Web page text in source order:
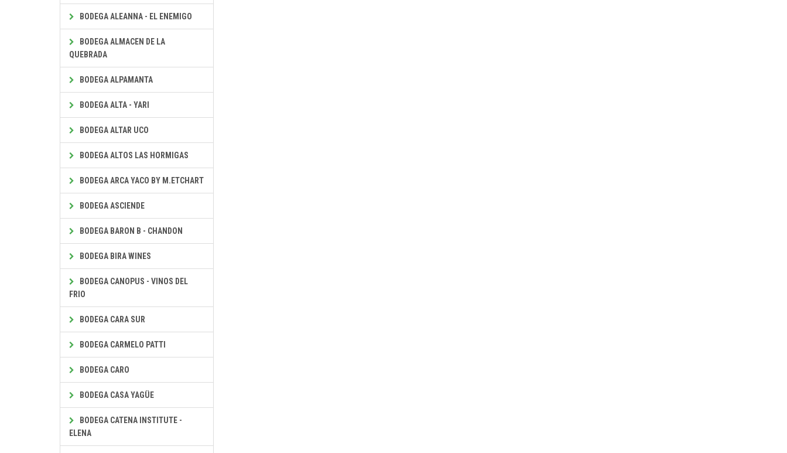
BODEGA ALEANNA - EL ENEMIGO
BODEGA ALMACEN DE LA
QUEBRADA
BODEGA ALPAMANTA
BODEGA ALTA - YARI
BODEGA ALTAR UCO
BODEGA ALTOS LAS HORMIGAS
BODEGA ARCA YACO BY M.ETCHART
BODEGA ASCIENDE
BODEGA BARON B - CHANDON
BODEGA BIRA WINES
BODEGA CANOPUS - VINOS DEL
FRIO
BODEGA CARA SUR
BODEGA CARMELO PATTI
BODEGA CARO
BODEGA CASA YAGÜE
BODEGA CATENA INSTITUTE -
ELENA